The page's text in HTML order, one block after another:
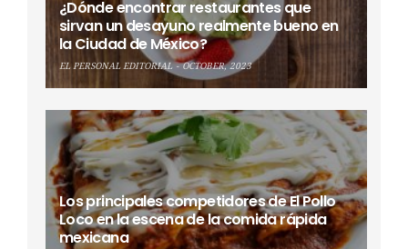
¿Dónde encontrar restaurantes que
sirvan un desayuno realmente bueno en
la Ciudad de México?
EL PERSONAL EDITORIAL OCTOBER, 2023
Los principales competidores de El Pollo
Loco en la escena de la comida rápida
mexicana